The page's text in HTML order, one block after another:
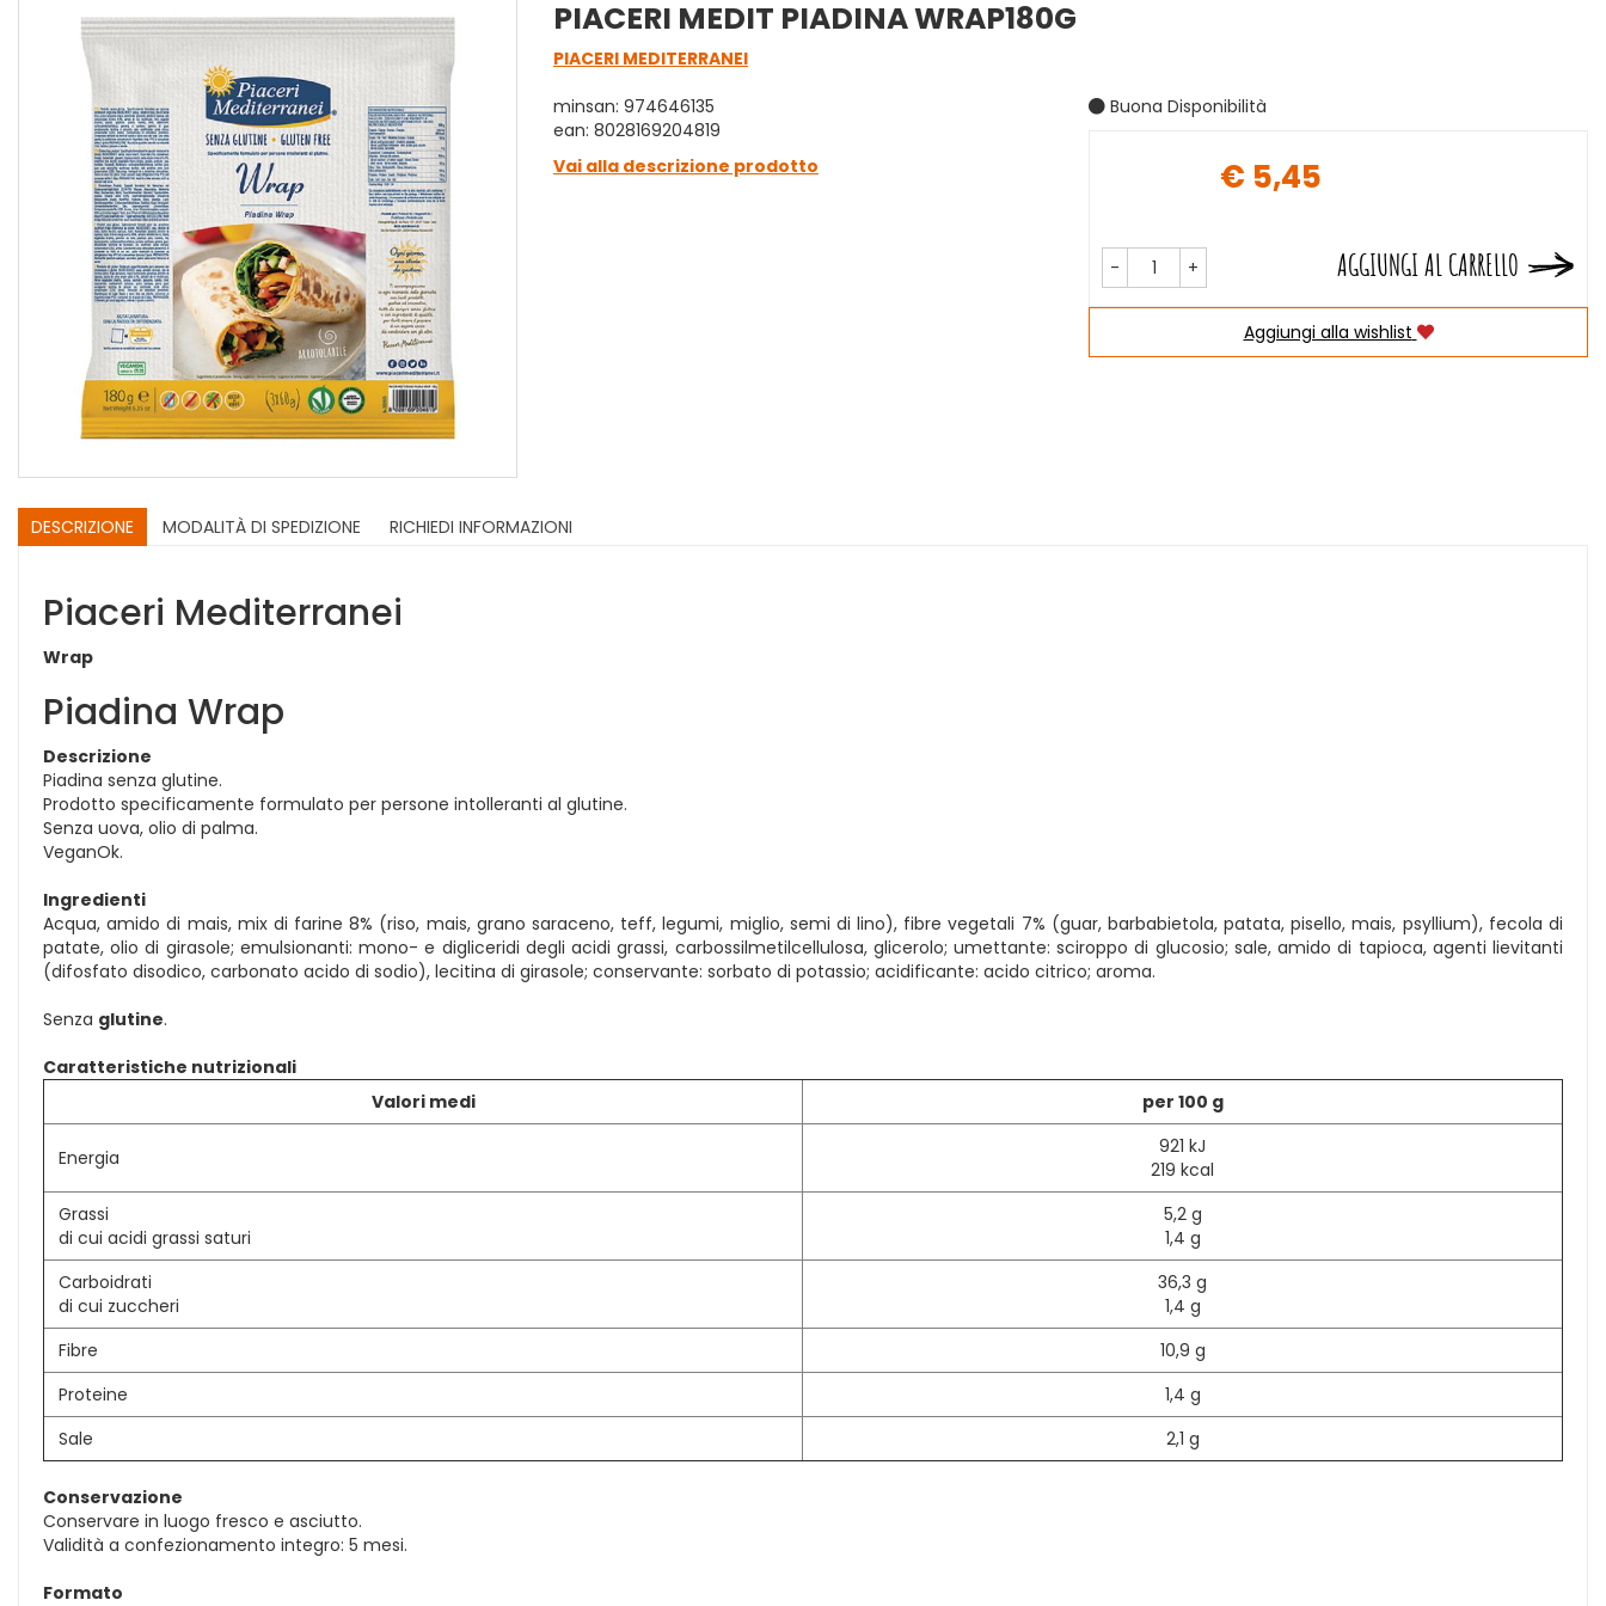
PIACERI MEDIT PIADINA WRAP180G
PIACERI MEDITERRANEI
minsan: 974646135
ean: 8028169204819
Vai alla descrizione prodotto
Buona Disponibilità
€ 5,45
- + AGGIUNGI AL CARRELLO
Aggiungi alla wishlist
DESCRIZIONE MODALITÀ DI SPEDIZIONE RICHIEDI INFORMAZIONI
Piaceri Mediterranei
Wrap
Piadina Wrap
Descrizione
Piadina senza glutine.
Prodotto specificamente formulato per persone intolleranti al glutine.
Senza uova, olio di palma.
VeganOk.
Ingredienti
Acqua, amido di mais, mix di farine 8% (riso, mais, grano saraceno, teff, legumi, miglio, semi di lino), fibre vegetali 7% (guar, barbabietola, patata, pisello, mais, psyllium), fecola di
patate, olio di girasole; emulsionanti: mono- e digliceridi degli acidi grassi, carbossilmetilcellulosa, glicerolo; umettante: sciroppo di glucosio; sale, amido di tapioca, agenti lievitanti
(difosfato disodico, carbonato acido di sodio), lecitina di girasole; conservante: sorbato di potassio; acidificante: acido citrico; aroma.
Senza glutine.
Caratteristiche nutrizionali
Valori medi
per 100 g
Energia
921 kJ
219 kcal
Grassi
di cui acidi grassi saturi
5,2 g
1,4 g
Carboidrati
di cui zuccheri
36,3 g
1,4 g
Fibre
10,9 g
Proteine
1,4 g
Sale
2,1 g
Conservazione
Conservare in luogo fresco e asciutto.
Validità a confezionamento integro: 5 mesi.
Formato